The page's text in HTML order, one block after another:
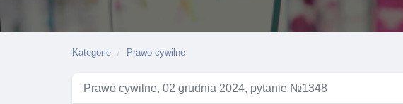
Kategorie Prawo cywilne
Prawo cywilne, 02 grudnia 2024, pytanie №1348